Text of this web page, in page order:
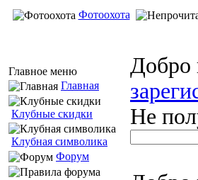
Фотоохота
Главное меню
Главная
Клубные скидки
Клубная символика
Форум
Добро
Не